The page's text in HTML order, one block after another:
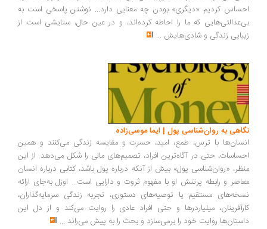
احساس کردیم «دیگری» بودن چه معنایی دارد... نوشتن پاسخی است به
بی‌عدالتی‌هایی که ما را احاطه کرده‌اند، و در عین حال، ستایشی است از
زیبایی زندگی و شادی‌هایش ...
نگاهی به روان‌شناسی پول | ایما موسی‌زاده
انسان‌ها با ترس، طمع، امید، حسرت و مقایسه زندگی می‌کنند و همین
احساسات، حتی در آگاه‌ترین افراد، تصمیم‌های مالی را شکل می‌دهد. از این
منظر، «روان‌شناسی پول» بیش از آنکه درباره پول باشد، کتابی درباره انسان
معاصر و رابطه پرتنش او با مفهوم ثروت و دارایی است... اوزل به‌جای ارائه
نسخه‌های مستقیم یا توصیه‌های دستوری، تجربه زندگی سرمایه‌گذاران،
کارآفرینان، میلیاردرها و حتی افراد عادی را روایت می‌کند و از دل این
داستان‌ها روایت خود را برمی‌سازد و بحث را به پیش می‌راند ...